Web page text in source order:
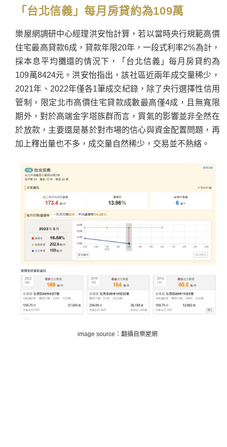
「台北信義」每月房貸約為109萬
樂屋網調研中心經理洪安怡計算，若以當時央行規範高價
住宅最高貸款6成，貸款年限20年，一段式利率2%為計，
採本息平均攤還的情況下，「台北信義」每月房貸約為
109萬8424元。洪安怡指出，該社區近兩年成交量稀少，
2021年、2022年僅各1筆成交紀錄，除了央行選擇性信用
管制，限定北市高價住宅貸款成數最高僅4成，且無寬限
期外，對於高端金字塔族群而言，買氣的影響並非全然在
於放款，主要還是基於對市場的信心與資金配置問題，再
加上釋出量也不多，成交量自然稀少，交易並不熱絡。
image source：翻攝自樂屋網